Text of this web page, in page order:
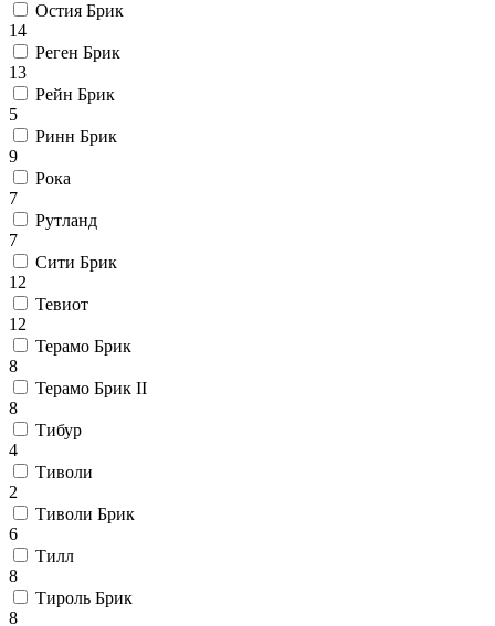
Остия Брик
14
Реген Брик
13
Рейн Брик
5
Ринн Брик
9
Рока
7
Рутланд
7
Сити Брик
12
Тевиот
12
Терамо Брик
8
Терамо Брик II
8
Тибур
4
Тиволи
2
Тиволи Брик
6
Тилл
8
Тироль Брик
8